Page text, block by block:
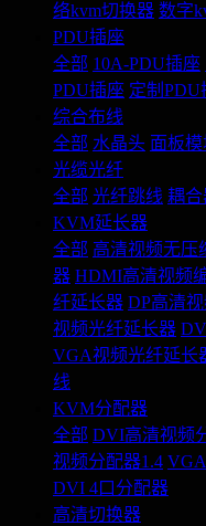
络kvm切换器 数字
PDU插座
全部 10A-PDU插座
PDU插座 定制PDU
综合布线
全部 水晶头 面板
光缆光纤
全部 光纤跳线 耦合
KVM延长器
全部 高清视频无压
器 HDMI高清视频
纤延长器 DP高清
视频光纤延长器
VGA视频光纤延长
线
KVM分配器
全部 DVI高清视频
视频分配器1.4
DVI 4口分配器
高清切换器